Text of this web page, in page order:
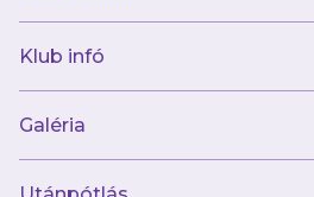
Klub infó
Galéria